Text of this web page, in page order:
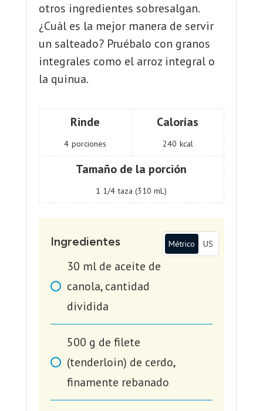
otros ingredientes sobresalgan.
¿Cuál es la mejor manera de servir
un salteado? Pruébalo con granos
integrales como el arroz integral o
la quinua.
Rinde
4 porciones
Calorías
240 kcal
Tamaño de la porción
1 1/4 taza (310 mL)
Ingredientes Métrico US
30 ml de aceite de
canola, cantidad
dividida
500 g de filete
(tenderloin) de cerdo,
finamente rebanado